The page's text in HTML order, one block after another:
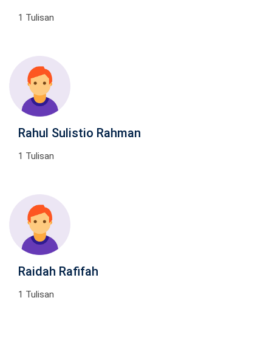
1 Tulisan
Rahul Sulistio Rahman
1 Tulisan
Raidah Rafifah
1 Tulisan